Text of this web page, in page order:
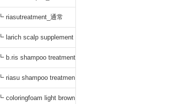
┗ riasutreatment_通常
┗ larich scalp supplement
_通常
┗ b.ris shampoo treatment
セット_通常
┗ riasu shampoo treatmen
t セット_通常
┗ coloringfoam light brown